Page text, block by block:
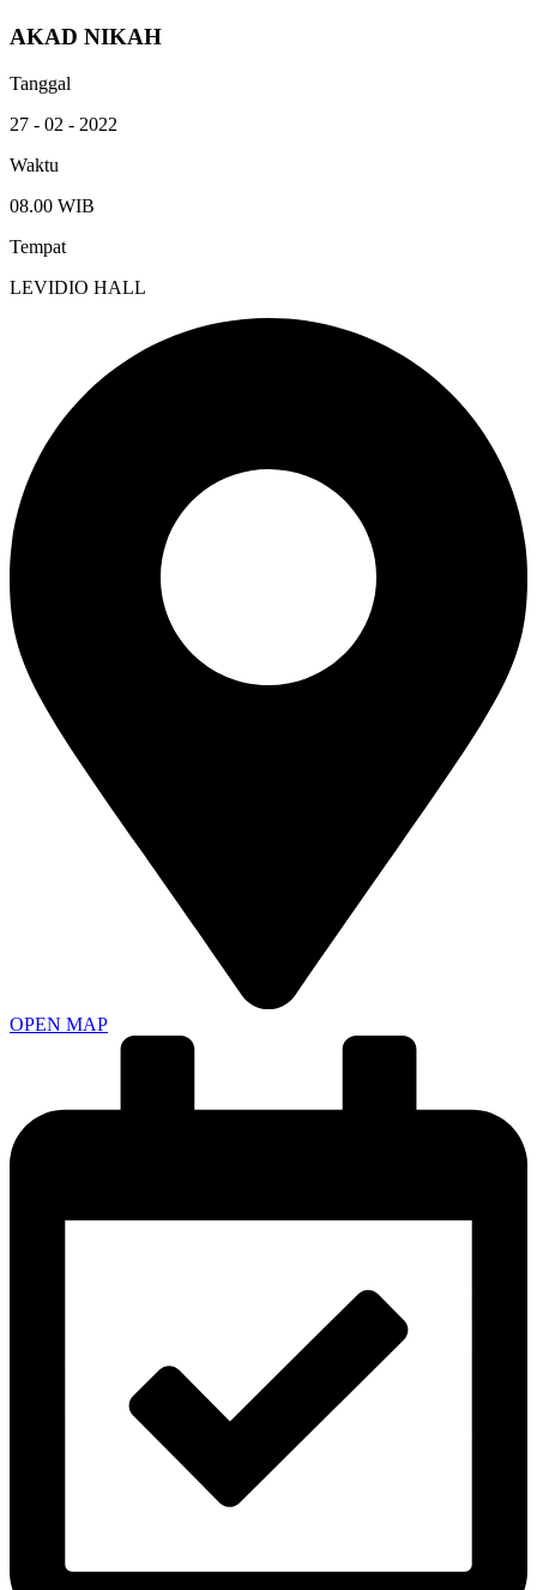
AKAD NIKAH
Tanggal
27 - 02 - 2022
Waktu
08.00 WIB
Tempat
LEVIDIO HALL
OPEN MAP